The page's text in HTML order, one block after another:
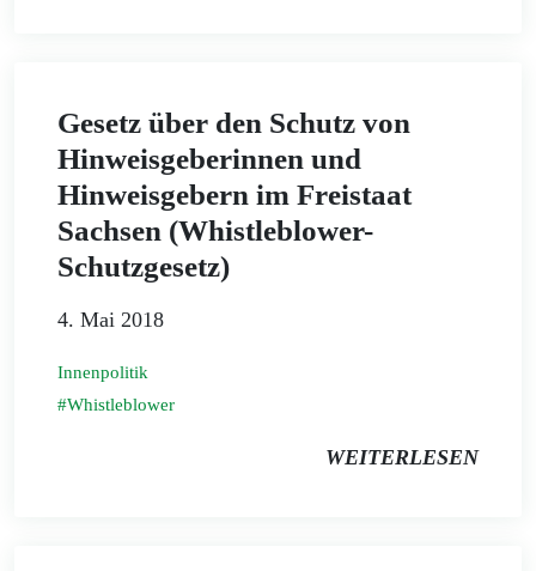
Gesetz über den Schutz von
Hinweisgeberinnen und
Hinweisgebern im Freistaat
Sachsen (Whistleblower-
Schutzgesetz)
4. Mai 2018
Innenpolitik
Whistleblower
WEITERLESEN